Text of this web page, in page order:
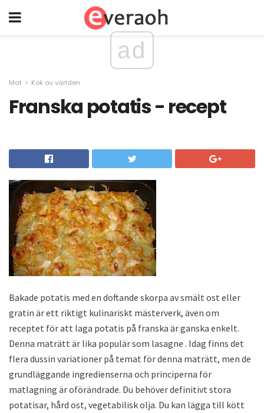
ad
Mat Kök av världen
Franska potatis - recept
Bakade potatis med en doftande skorpa av smält ost eller
gratin är ett riktigt kulinariskt mästerverk, även om
receptet för att laga potatis på franska är ganska enkelt.
Denna maträtt är lika populär som lasagne . Idag finns det
flera dussin variationer på temat för denna maträtt, men de
grundläggande ingredienserna och principerna för
matlagning är oförändrade. Du behöver definitivt stora
potatisar, hård ost, vegetabilisk olja. Du kan lägga till kött